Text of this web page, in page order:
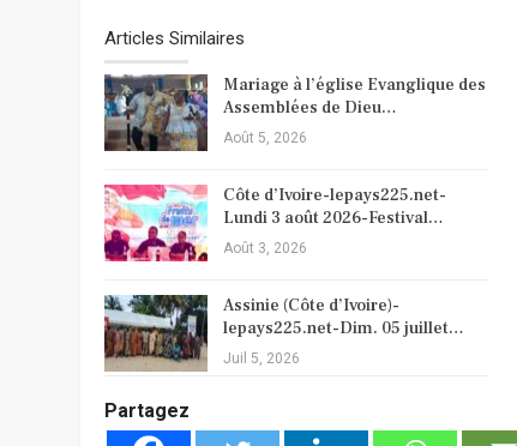
Articles Similaires
Mariage à l’église Evanglique des
Assemblées de Dieu…
Août 5, 2026
Côte d’Ivoire-lepays225.net-
Lundi 3 août 2026-Festival…
Août 3, 2026
Assinie (Côte d’Ivoire)-
lepays225.net-Dim. 05 juillet…
Juil 5, 2026
Partagez